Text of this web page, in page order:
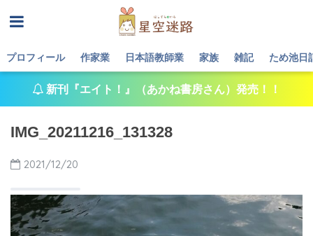
プロフィール 作家業 日本語教師業 家族 雑記 ため池日
新刊『エイト！』（あかね書房さん）発売！！
IMG_20211216_131328
2021/12/20